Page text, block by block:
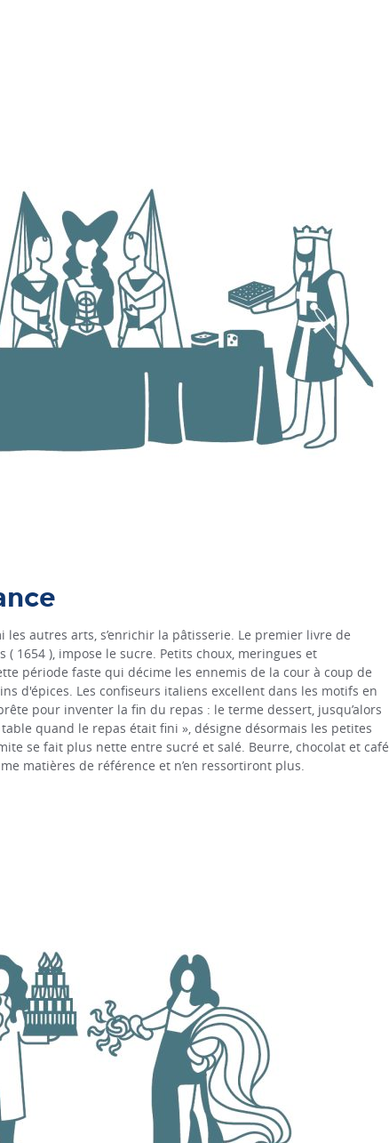
les autres arts, s’enrichir la pâtisserie. Le premier livre de
( 1654 ), impose le sucre. Petits choux, meringues et
période faste qui décime les ennemis de la cour à coup de
d'épices. Les confiseurs italiens excellent dans les motifs en
pour inventer la fin du repas : le terme dessert, jusqu’alors
quand le repas était fini », désigne désormais les petites
se fait plus nette entre sucré et salé. Beurre, chocolat et café
matières de référence et n’en ressortiront plus.